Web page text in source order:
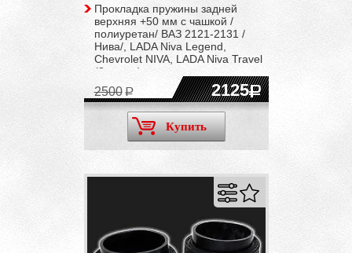
Прокладка пружины задней
верхняя +50 мм c чашкой /
полиуретан/ ВАЗ 2121-2131 /
Нива/, LADA Niva Legend,
Chevrolet NIVA, LADA Niva Travel
(2 штуки)
2125
2500
Купить